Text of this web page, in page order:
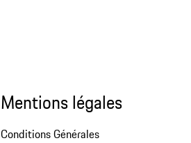
Mentions légales
Conditions Générales